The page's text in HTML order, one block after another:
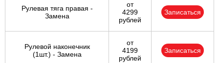
Рулевая тяга правая -
Замена
от
4299
рублей
Записаться
Рулевой наконечник
(1шт.) - Замена
от
4199
рублей
Записаться